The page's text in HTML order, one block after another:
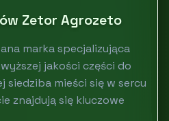
Zetor Agrozeto
marka specjalizująca
jakości części do
mieści się w sercu
znajdują się kluczowe